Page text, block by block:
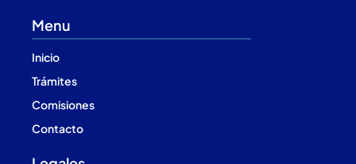
Menu
Inicio
Trámites
Comisiones
Contacto